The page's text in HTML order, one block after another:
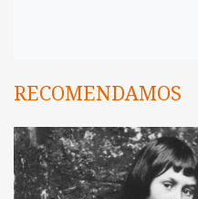
RECOMENDAMOS